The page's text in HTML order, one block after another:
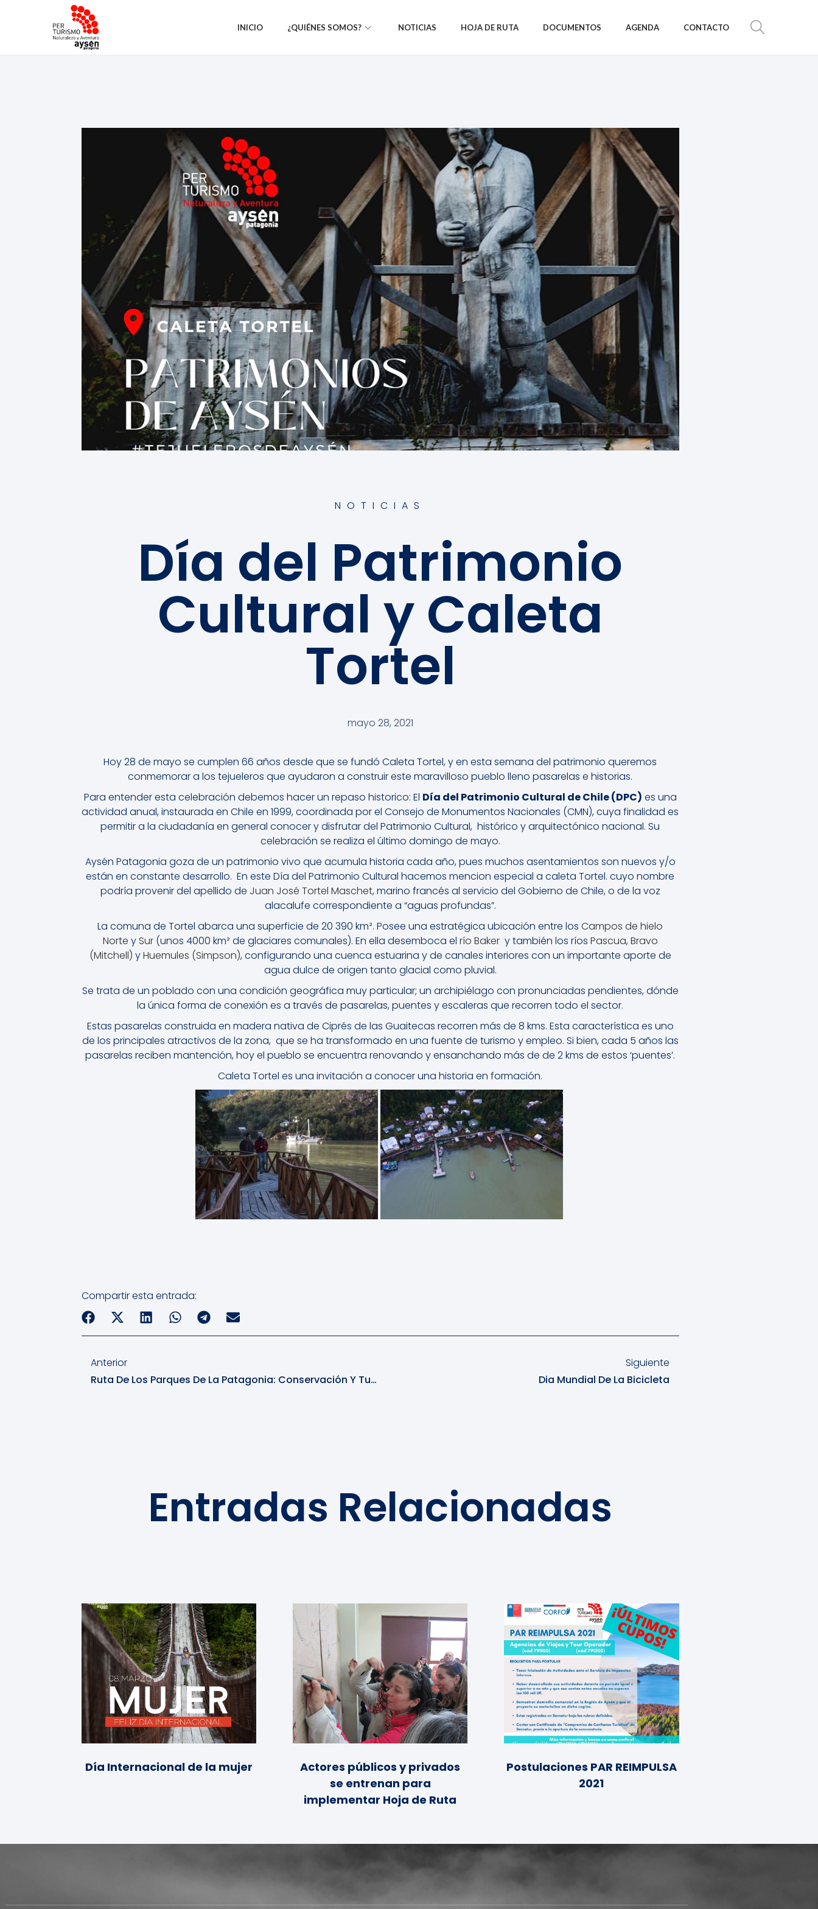
INICIO ¿QUIÉNES SOMOS? NOTICIAS HOJA DE RUTA DOCUMENTOS AGENDA CONTACTO
NOTICIAS
Día del Patrimonio
Cultural y Caleta
Tortel
mayo 28, 2021
Hoy 28 de mayo se cumplen 66 años desde que se fundó Caleta Tortel, y en esta semana del patrimonio queremos
conmemorar a los tejueleros que ayudaron a construir este maravilloso pueblo lleno pasarelas e historias.
Para entender esta celebración debemos hacer un repaso historico: El Día del Patrimonio Cultural de Chile (DPC) es una
actividad anual, instaurada en Chile en 1999, coordinada por el Consejo de Monumentos Nacionales (CMN), cuya finalidad es
permitir a la ciudadanía en general conocer y disfrutar del Patrimonio Cultural, histórico y arquitectónico nacional. Su
celebración se realiza el último domingo de mayo.
Aysén Patagonia goza de un patrimonio vivo que acumula historia cada año, pues muchos asentamientos son nuevos y/o
están en constante desarrollo. En este Día del Patrimonio Cultural hacemos mencion especial a caleta Tortel. cuyo nombre
podría provenir del apellido de Juan José Tortel Maschet, marino francés al servicio del Gobierno de Chile, o de la voz
alacalufe correspondiente a “aguas profundas”.
La comuna de Tortel abarca una superficie de 20 390 km². Posee una estratégica ubicación entre losCampos de hielo
Norte y Sur(unos 4000 km² de glaciares comunales). En ella desemboca el río Bakery también los ríos Pascua,Bravo
(Mitchell) yHuemules (Simpson), configurando una cuenca estuarina y de canales interiores con un importante aporte de
agua dulce de origen tanto glacial como pluvial.
Se trata de un poblado con una condición geográfica muy particular; un archipiélago con pronunciadas pendientes, dónde
la única forma de conexión es a través de pasarelas, puentes y escaleras que recorren todo el sector.
Estas pasarelas construida en madera nativa de Ciprés de las Guaitecas recorren más de 8 kms. Esta característica es uno
de los principales atractivos de la zona, que se ha transformado en una fuente de turismo y empleo. Si bien, cada 5 años las
pasarelas reciben mantención, hoy el pueblo se encuentra renovando y ensanchando más de de 2 kms de estos ‘puentes’.
Caleta Tortel es una invitación a conocer una historia en formación.
Compartir esta entrada:
Anterior
Ruta De Los Parques De La Patagonia: Conservación Y Turismo
Siguiente
Dia Mundial De La Bicicleta
Entradas Relacionadas
Día Internacional de la mujer
Actores públicos y privados
se entrenan para
implementar Hoja de Ruta
Postulaciones PAR REIMPULSA
2021